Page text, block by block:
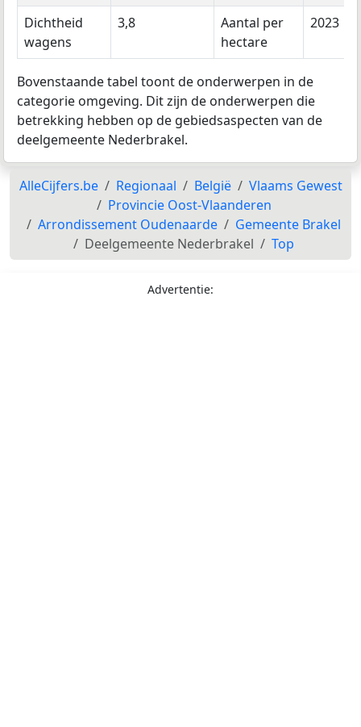
Dichtheid
wagens
3,8
Aantal per
hectare
2023
Bovenstaande tabel toont de onderwerpen in de
categorie omgeving. Dit zijn de onderwerpen die
betrekking hebben op de gebiedsaspecten van de
deelgemeente Nederbrakel.
AlleCijfers.be Regionaal België
Vlaams Gewest
Provincie Oost-Vlaanderen
Arrondissement Oudenaarde
Gemeente Brakel
Deelgemeente Nederbrakel
Top
Advertentie: